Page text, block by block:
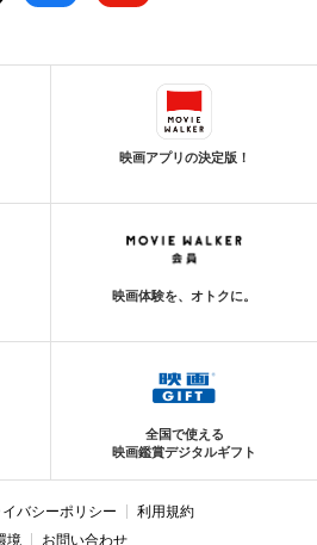
映画アプリの決定版！
映画体験を、オトクに。
全国で使える
映画鑑賞デジタルギフト
イバシーポリシー
利用規約
境
お問い合わせ